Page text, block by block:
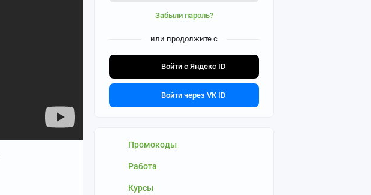
Забыли пароль?
или продолжите с
Войти с Яндекс ID
Войти через VK ID
Промокоды
Работа
Курсы